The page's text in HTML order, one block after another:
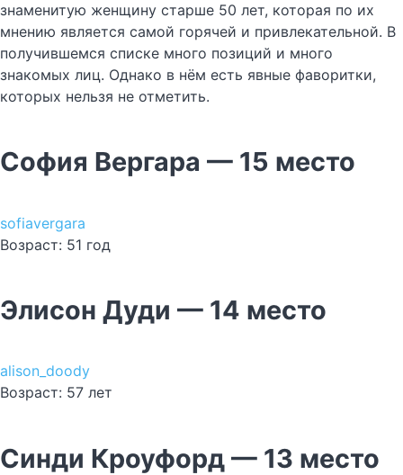
знаменитую женщину старше 50 лет, которая по их
мнению является самой горячей и привлекательной. В
получившемся списке много позиций и много
знакомых лиц. Однако в нём есть явные фаворитки,
которых нельзя не отметить.
София Вергара — 15 место
sofiavergara
Возраст: 51 год
Элисон Дуди — 14 место
alison_doody
Возраст: 57 лет
Синди Кроуфорд — 13 место